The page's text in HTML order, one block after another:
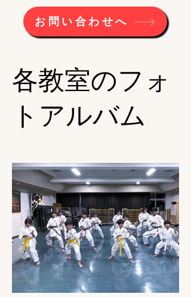
お問い合わせへ
​各教室のフォ
トアルバム